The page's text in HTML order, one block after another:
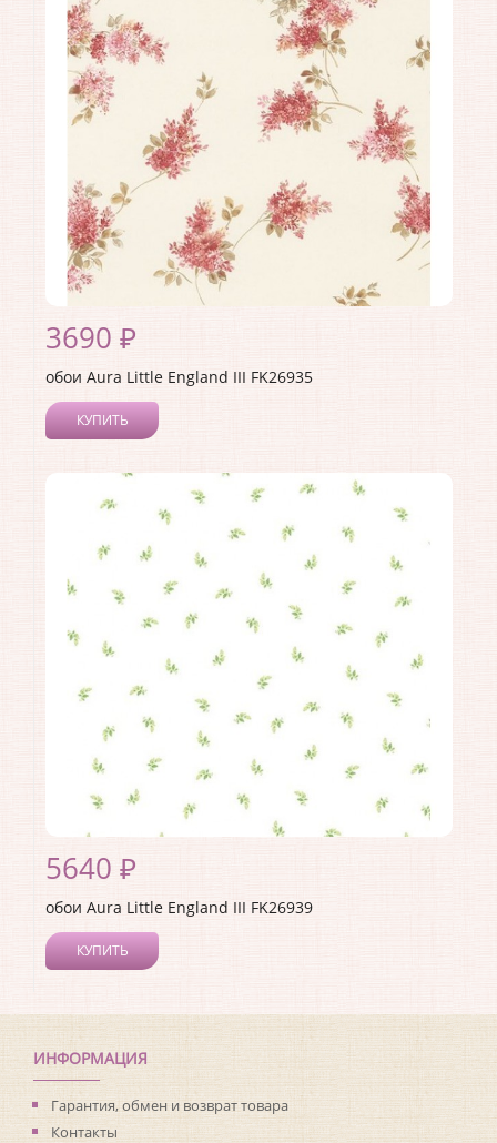
3690 ₽
обои Aura Little England III FK26935
КУПИТЬ
5640 ₽
обои Aura Little England III FK26939
КУПИТЬ
ИНФОРМАЦИЯ
Гарантия, обмен и возврат товара
Контакты